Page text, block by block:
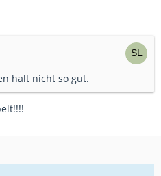
halt nicht so gut.